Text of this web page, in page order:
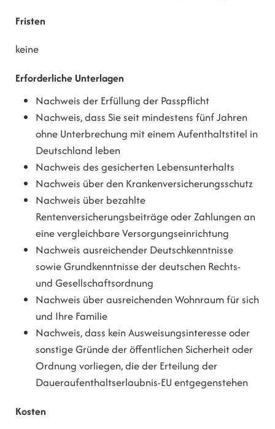
Fristen
keine
Erforderliche Unterlagen
Nachweis der Erfüllung der Passpflicht
Nachweis, dass Sie seit mindestens fünf Jahren
ohne Unterbrechung mit einem Aufenthaltstitel in
Deutschland leben
Nachweis des gesicherten Lebensunterhalts
Nachweis über den Krankenversicherungsschutz
Nachweis über bezahlte
Rentenversicherungsbeiträge oder Zahlungen an
eine vergleichbare Versorgungseinrichtung
Nachweis ausreichender Deutschkenntnisse
sowie Grundkenntnisse der deutschen Rechts-
und Gesellschaftsordnung
Nachweis über ausreichenden Wohnraum für sich
und Ihre Familie
Nachweis, dass kein Ausweisungsinteresse oder
sonstige Gründe der öffentlichen Sicherheit oder
Ordnung vorliegen, die der Erteilung der
Daueraufenthaltserlaubnis-EU entgegenstehen
Kosten